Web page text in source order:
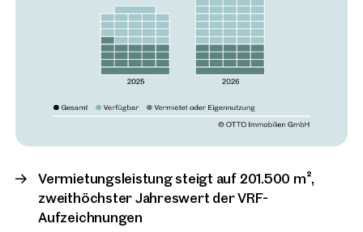
Vermietungsleistung steigt auf 201.500 m²,
zweithöchster Jahreswert der VRF-
Aufzeichnungen
Vielen Dank für Ihre Anfrage! In Kürze melden wir uns bei
und finden Sie Ihre Favoriten.
Vielen Dank
für Ihre Anfrage!
Ein:e Mitarbeiter:in
Vielen Dank für Ihre Anfrage! In Kürze melden wir uns bei
und finden Sie Ihre Favoriten.